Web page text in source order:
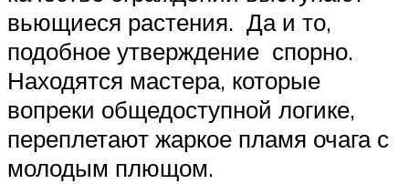
вьющиеся растения. Да и то,
подобное утверждение спорно.
Находятся мастера, которые
вопреки общедоступной логике,
переплетают жаркое пламя очага с
молодым плющом.